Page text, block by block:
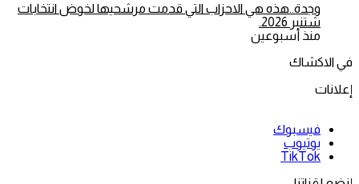
وجدة..هذه هي الاحزاب التي قدمت مرشحيها لخوض انتخابات
شتنبر 2026.
منذ أسبوعين
في الاكشاك
إعلانات
فيسبوك
يوتيوب
‫TikTok